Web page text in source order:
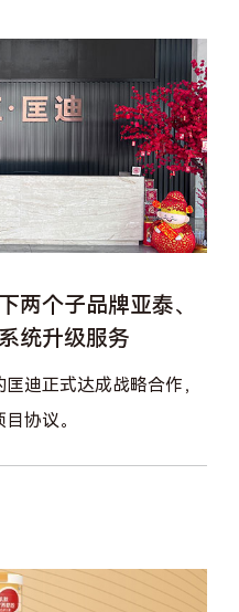
两个子品牌亚泰、
统升级服务
迪正式达成战略合作，
协议。